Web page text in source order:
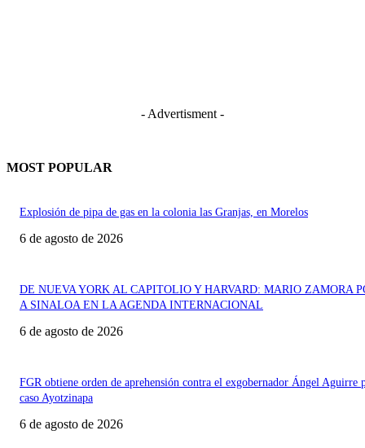
- Advertisment -
MOST POPULAR
Explosión de pipa de gas en la colonia las Granjas, en Morelos
6 de agosto de 2026
DE NUEVA YORK AL CAPITOLIO Y HARVARD: MARIO ZAMORA
A SINALOA EN LA AGENDA INTERNACIONAL
6 de agosto de 2026
FGR obtiene orden de aprehensión contra el exgobernador Ángel Aguirre
caso Ayotzinapa
6 de agosto de 2026